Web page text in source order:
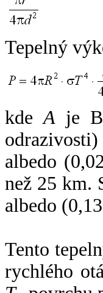
Tepelný
kdeA je
albedo
než 25 km.
albedo
Tento
rychlého